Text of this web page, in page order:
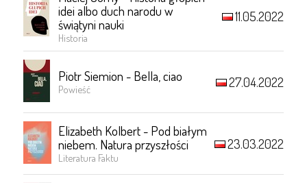
idei albo duch narodu w
świątyni nauki
Historia
11.05.2022
Piotr Siemion - Bella, ciao
Powieść 27.04.2022
Elizabeth Kolbert - Pod białym
niebem. Natura przyszłości
Literatura Faktu
23.03.2022